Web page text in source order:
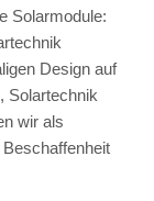
Solarmodule:
Design auf
Solartechnik
wir als